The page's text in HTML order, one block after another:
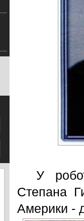
У
Степана
Америки -